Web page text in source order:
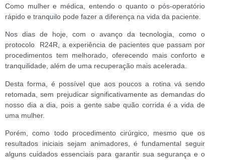
Como mulher e médica, entendo o quanto o pós-operatório
rápido e tranquilo pode fazer a diferença na vida da paciente.
Nos dias de hoje, com o avanço da tecnologia, como o
protocolo R24R, a experiência de pacientes que passam por
procedimentos tem melhorado, oferecendo mais conforto e
tranquilidade, além de uma recuperação mais acelerada.
Desta forma, é possível que aos poucos a rotina vá sendo
retomada, sem prejudicar significativamente as demandas do
nosso dia a dia, pois a gente sabe quão corrida é a vida de
uma mulher.
Porém, como todo procedimento cirúrgico, mesmo que os
resultados iniciais sejam animadores, é fundamental seguir
alguns cuidados essenciais para garantir sua segurança e o